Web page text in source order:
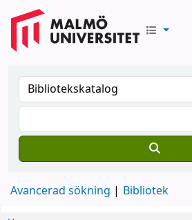
Avancerad sökning Bibliotek